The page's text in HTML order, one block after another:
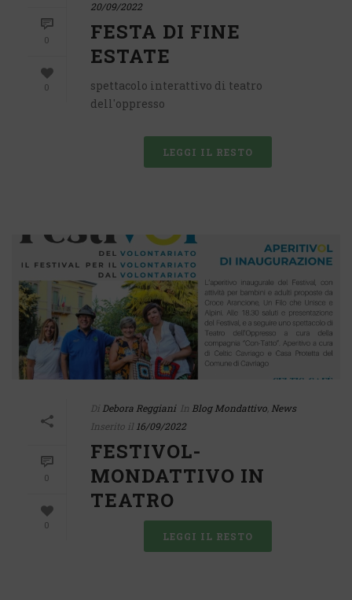
0
0
20/09/2022
FESTA DI FINE
ESTATE
spettacolo interattivo di teatro
dell'oppresso
LEGGI IL RESTO
0
0
Di Debora Reggiani In Blog Mondattivo News
Inserito il 16/09/2022
FESTIVOL-
MONDATTIVO IN
TEATRO
LEGGI IL RESTO